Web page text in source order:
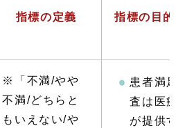
指標の定義 指標の目的
※「不満/やや
不満/どちらと
もいえない/や
患者満足
査は医療
が提供す